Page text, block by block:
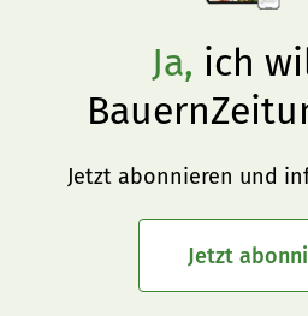
Ja, ich
Jetzt abonnieren und
Jetzt